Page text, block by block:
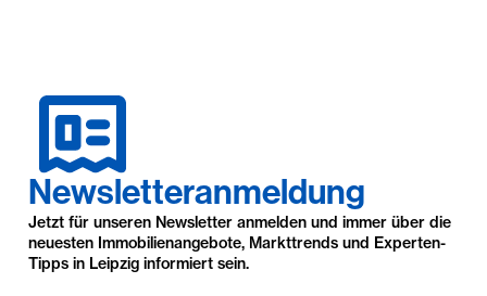
Newsletteranmeldung
Jetzt für unseren Newsletter anmelden und immer über die
neuesten Immobilienangebote, Markttrends und Experten-
Tipps in Leipzig informiert sein.